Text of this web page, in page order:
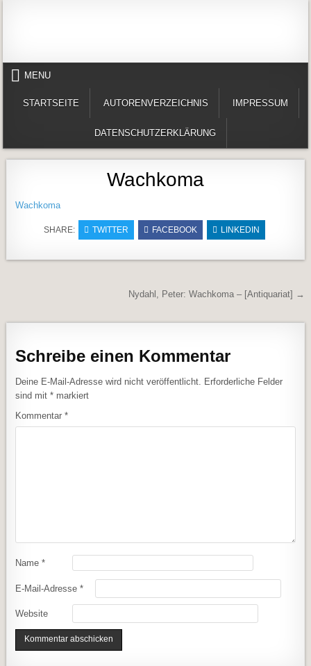
MENU
STARTSEITE AUTORENVERZEICHNIS IMPRESSUM
DATENSCHUTZERKLÄRUNG
Wachkoma
Wachkoma
SHARE: TWITTER FACEBOOK LINKEDIN
BeitragsnavigationNydahl, Peter: Wachkoma – [Antiquariat] →
Schreibe einen Kommentar
Deine E-Mail-Adresse wird nicht veröffentlicht.
Erforderliche Felder
sind mit* markiert
Kommentar*
Name*
E-Mail-Adresse*
Website